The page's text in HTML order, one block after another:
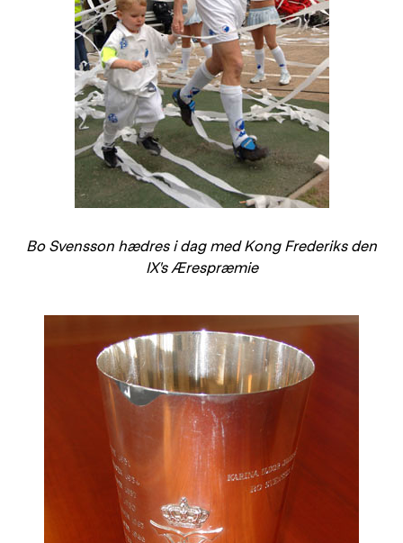
Bo Svensson hædres i dag med Kong Frederiks den
IX's Ærespræmie